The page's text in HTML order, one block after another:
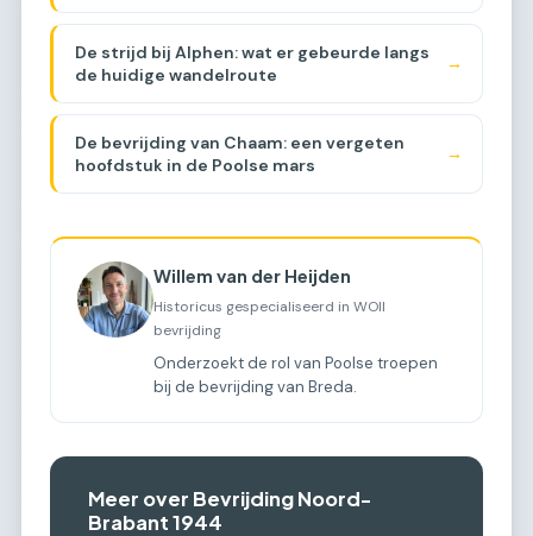
De strijd bij Alphen: wat er gebeurde langs
de huidige wandelroute
→
De bevrijding van Chaam: een vergeten
hoofdstuk in de Poolse mars
→
Willem van der Heijden
Historicus gespecialiseerd in WOII
bevrijding
Onderzoekt de rol van Poolse troepen
bij de bevrijding van Breda.
Meer over Bevrijding Noord-
Brabant 1944